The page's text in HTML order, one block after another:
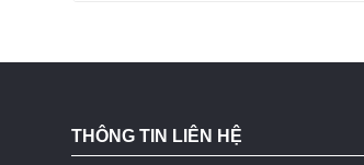
THÔNG TIN LIÊN HỆ